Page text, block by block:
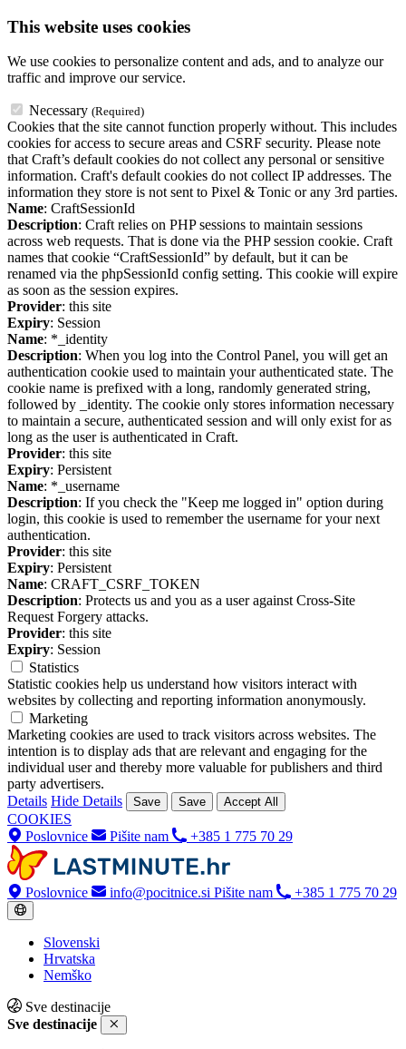
This website uses cookies
We use cookies to personalize content and ads, and to analyze our
traffic and improve our service.
Necessary (Required)
Cookies that the site cannot function properly without. This includes
cookies for access to secure areas and CSRF security. Please note
that Craft’s default cookies do not collect any personal or sensitive
information. Craft's default cookies do not collect IP addresses. The
information they store is not sent to Pixel & Tonic or any 3rd parties.
Name: CraftSessionId
Description: Craft relies on PHP sessions to maintain sessions
across web requests. That is done via the PHP session cookie. Craft
names that cookie “CraftSessionId” by default, but it can be
renamed via the phpSessionId config setting. This cookie will expire
as soon as the session expires.
Provider: this site
Expiry: Session
Name: *_identity
Description: When you log into the Control Panel, you will get an
authentication cookie used to maintain your authenticated state. The
cookie name is prefixed with a long, randomly generated string,
followed by _identity. The cookie only stores information necessary
to maintain a secure, authenticated session and will only exist for as
long as the user is authenticated in Craft.
Provider: this site
Expiry: Persistent
Name: *_username
Description: If you check the "Keep me logged in" option during
login, this cookie is used to remember the username for your next
authentication.
Provider: this site
Expiry: Persistent
Name: CRAFT_CSRF_TOKEN
Description: Protects us and you as a user against Cross-Site
Request Forgery attacks.
Provider: this site
Expiry: Session
Statistics
Statistic cookies help us understand how visitors interact with
websites by collecting and reporting information anonymously.
Marketing
Marketing cookies are used to track visitors across websites. The
intention is to display ads that are relevant and engaging for the
individual user and thereby more valuable for publishers and third
party advertisers.
Details Hide Details Save Save Accept All
COOKIES
Poslovnice
Pišite nam +385 1 775 70 29
Poslovnice info@pocitnice.si Pišite nam +385 1 775 70 29
Slovenski
Hrvatska
Nemško
Sve destinacije
Sve destinacije